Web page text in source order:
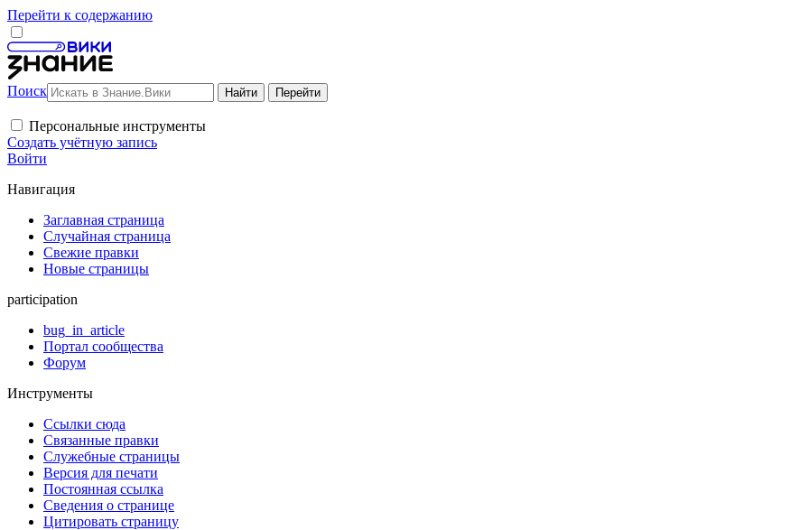
Перейти к содержанию
Поиск
Персональные инструменты
Создать учётную запись
Войти
Навигация
Заглавная страница
Случайная страница
Свежие правки
Новые страницы
participation
bug_in_article
Портал сообщества
Форум
Инструменты
Ссылки сюда
Связанные правки
Служебные страницы
Версия для печати
Постоянная ссылка
Сведения о странице
Цитировать страницу